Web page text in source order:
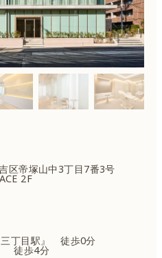
区帝塚山中3丁目7番3号
2F
三丁目駅』 徒歩0分
徒歩4分